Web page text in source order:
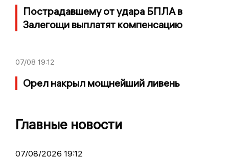
Пострадавшему от удара БПЛА в
Залегощи выплатят компенсацию
07/08 19:12
Орел накрыл мощнейший ливень
Главные новости
07/08/2026 19:12